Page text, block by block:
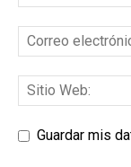
Guardar mis